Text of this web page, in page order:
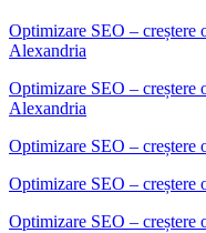
Optimizare SEO – creștere
Alexandria
Optimizare SEO – creștere
Alexandria
Optimizare SEO – creștere
Optimizare SEO – creștere
Optimizare SEO – creștere